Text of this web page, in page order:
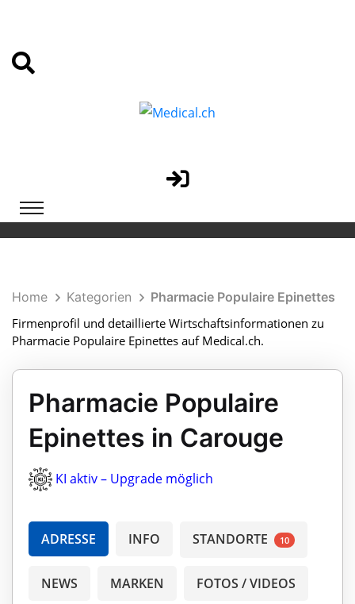
Home Kategorien
Pharmacie Populaire Epinettes
Firmenprofil und detaillierte Wirtschaftsinformationen zu
Pharmacie Populaire Epinettes auf Medical.ch.
Pharmacie Populaire
Epinettes in Carouge
KI aktiv – Upgrade möglich
ADRESSE INFO STANDORTE 10
NEWS MARKEN FOTOS / VIDEOS